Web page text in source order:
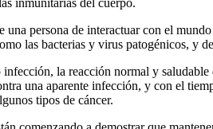
inmunitarias del cuerpo.
una persona de interactuar con el
las bacterias y virus patogénicos, y
la reacción normal y
una aparente infección, y con el
tipos de cáncer.